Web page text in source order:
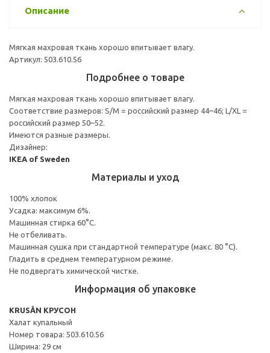
Описание
Мягкая махровая ткань хорошо впитывает влагу.
Артикул: 503.610.56
Подробнее о товаре
Мягкая махровая ткань хорошо впитывает влагу.
Соответствие размеров: S/M = российский размер 44–46; L/XL =
российский размер 50–52.
Имеются разные размеры.
Дизайнер:
IKEA of Sweden
Материалы и уход
100% хлопок
Усадка: максимум 6%.
Машинная стирка 60°С.
Не отбеливать.
Машинная сушка при стандартной температуре (макс. 80 °C).
Гладить в среднем температурном режиме.
Не подвергать химической чистке.
Информация об упаковке
KRUSÅN КРУСОН
Халат купальный
Номер товара: 503.610.56
Ширина: 29 см